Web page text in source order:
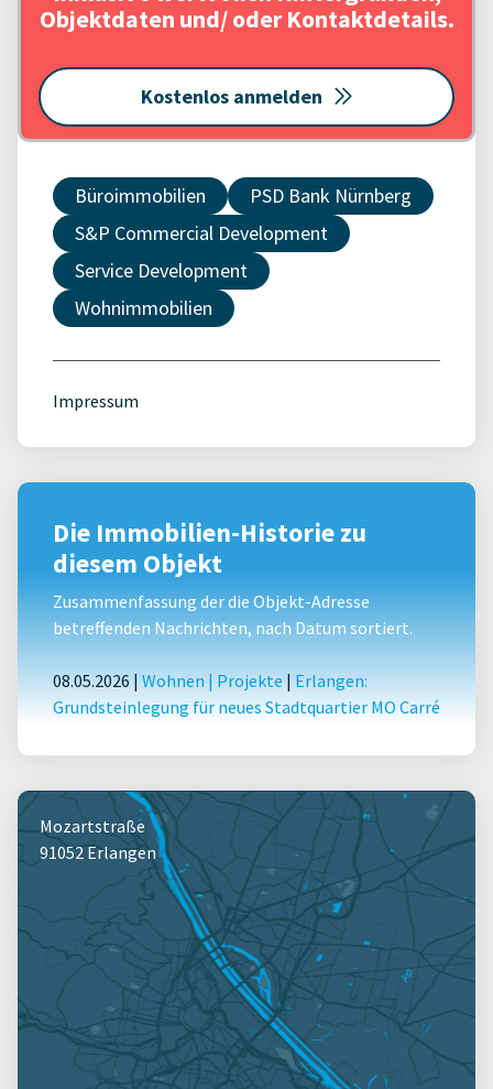
Objektdaten und/ oder Kontaktdetails.
Kostenlos anmelden
Büroimmobilien
PSD Bank Nürnberg
S&P Commercial Development
Service Development
Wohnimmobilien
Impressum
Die Immobilien-Historie zu
diesem Objekt
Zusammenfassung der die Objekt-Adresse
betreffenden Nachrichten, nach Datum sortiert.
08.05.2026 | Wohnen | Projekte | Erlangen:
Grundsteinlegung für neues Stadtquartier MO Carré
Mozartstraße
91052 Erlangen